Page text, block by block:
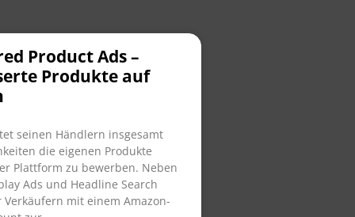
Product Ads –
Produkte auf
seinen Händlern insgesamt
die eigenen Produkte
Plattform zu bewerben. Neben
Ads und Headline Search
Verkäufern mit einem Amazon-